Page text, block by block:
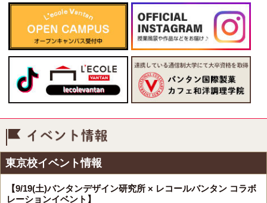
東京校イベント情報
【9/19(土)バンタンデザイン研究所 × レコールバンタン コラボ
レーションイベント】